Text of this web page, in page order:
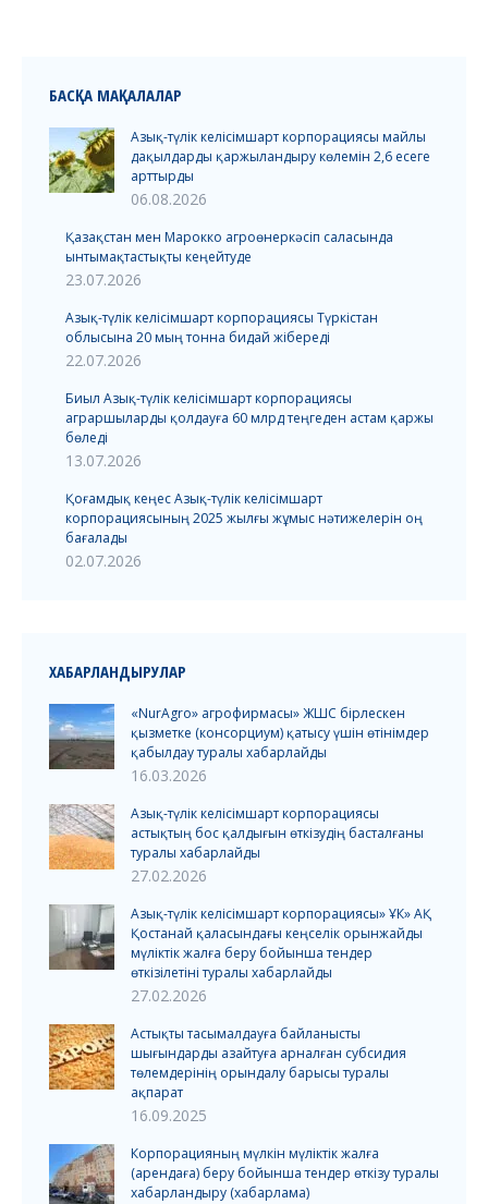
БАСҚА МАҚАЛАЛАР
Азық-түлік келісімшарт корпорациясы майлы
дақылдарды қаржыландыру көлемін 2,6 есеге
арттырды
06.08.2026
Қазақстан мен Марокко агроөнеркәсіп саласында
ынтымақтастықты кеңейтуде
23.07.2026
Азық-түлік келісімшарт корпорациясы Түркістан
облысына 20 мың тонна бидай жібереді
22.07.2026
Биыл Азық-түлік келісімшарт корпорациясы
аграршыларды қолдауға 60 млрд теңгеден астам қаржы
бөледі
13.07.2026
Қоғамдық кеңес Азық-түлік келісімшарт
корпорациясының 2025 жылғы жұмыс нәтижелерін оң
бағалады
02.07.2026
ХАБАРЛАНДЫРУЛАР
«NurAgro» агрофирмасы» ЖШС бірлескен
қызметке (консорциум) қатысу үшін өтінімдер
қабылдау туралы хабарлайды
16.03.2026
Азық-түлік келісімшарт корпорациясы
астықтың бос қалдығын өткізудің басталғаны
туралы хабарлайды
27.02.2026
Азық-түлік келісімшарт корпорациясы» ҰК» АҚ
Қостанай қаласындағы кеңселік орынжайды
мүліктік жалға беру бойынша тендер
өткізілетіні туралы хабарлайды
27.02.2026
Астықты тасымалдауға байланысты
шығындарды азайтуға арналған субсидия
төлемдерінің орындалу барысы туралы
ақпарат
16.09.2025
Корпорацияның мүлкін мүліктік жалға
(арендаға) беру бойынша тендер өткізу туралы
хабарландыру (хабарлама)